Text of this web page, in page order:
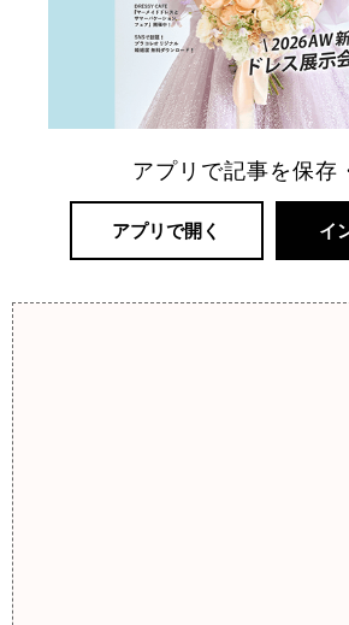
アプリで記事を保存
アプリで開く イ